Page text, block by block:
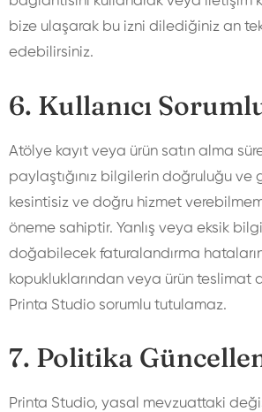
bize ulaşarak bu izni dilediğiniz an
edebilirsiniz.
6. Kullanıcı
Atölye kayıt veya ürün satın alma
paylaştığınız bilgilerin doğruluğu ve
kesintisiz ve doğru hizmet
öneme sahiptir. Yanlış veya eksik
doğabilecek faturalandırma
kopukluklarından veya ürün teslimat
Printa Studio sorumlu tutulamaz.
7. Politika
Printa Studio, yasal mevzuattaki